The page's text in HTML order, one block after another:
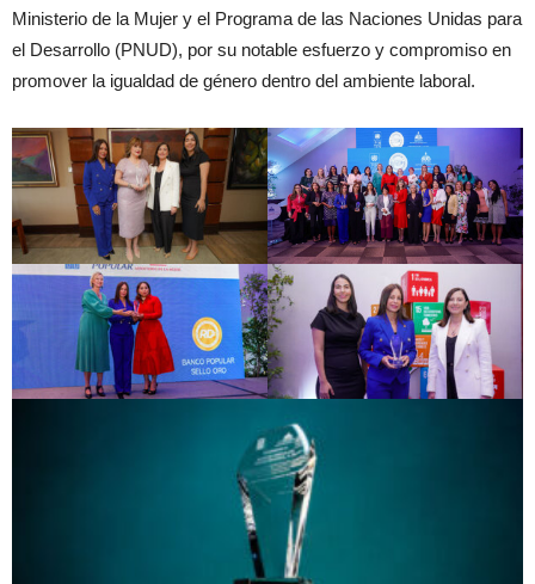
Ministerio de la Mujer y el Programa de las Naciones Unidas para
el Desarrollo (PNUD), por su notable esfuerzo y compromiso en
promover la igualdad de género dentro del ambiente laboral.